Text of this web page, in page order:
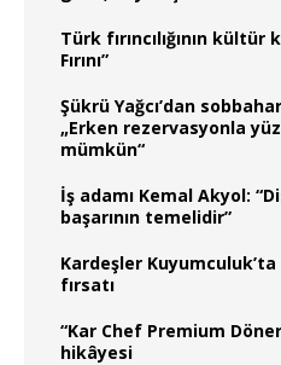
Türk fırıncılığının
Fırını”
Şükrü Yağcı’dan
„Erken rezervasyonla
mümkün“
İş adamı Kemal Akyol:
başarının temelidir”
Kardeşler
fırsatı
“Kar Chef Premium
hikâyesi